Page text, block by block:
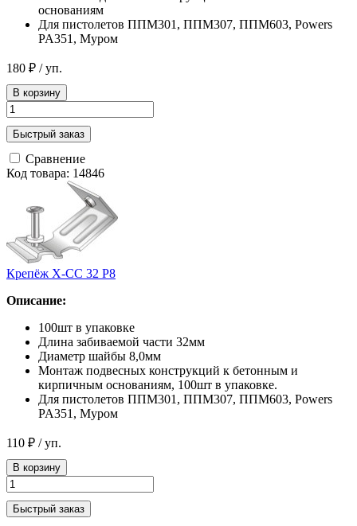
основаниям
Для пистолетов ППМ301, ППМ307, ППМ603, Powers
PA351, Муром
180 ₽ / уп.
В корзину
Быстрый заказ
Сравнение
Код товара: 14846
Крепёж Х-СC 32 Р8
Описание:
100шт в упаковке
Длина забиваемой части 32мм
Диаметр шайбы 8,0мм
Монтаж подвесных конструкций к бетонным и
кирпичным основаниям, 100шт в упаковке.
Для пистолетов ППМ301, ППМ307, ППМ603, Powers
PA351, Муром
110 ₽ / уп.
В корзину
Быстрый заказ